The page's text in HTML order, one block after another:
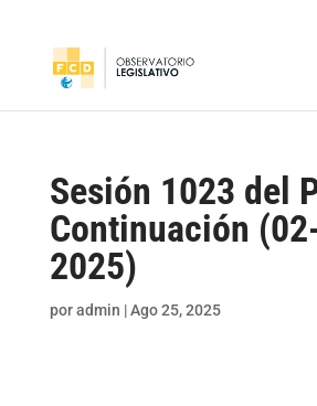
Sesión 1023 del
Continuación
2025)
poradmin |Ago 25, 2025